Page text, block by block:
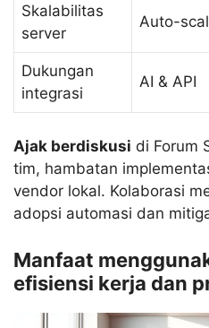
Skalabilitas
server
Auto-
Dukungan
integrasi
AI & API
Ajak berdiskusi di Forum
tim, hambatan
vendor lokal. Kolaborasi
adopsi automasi dan
Manfaat
efisiensi kerja dan